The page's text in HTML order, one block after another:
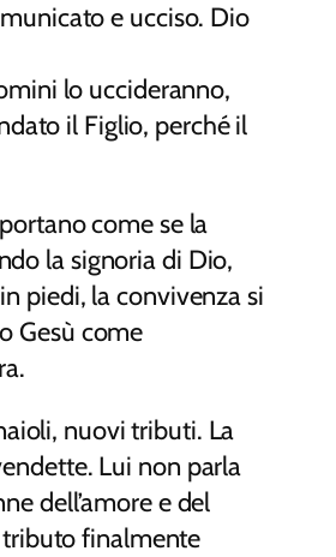
e ucciso. Dio
lo uccideranno,
il Figlio, perché il
come se la
la signoria di Dio,
piedi, la convivenza si
Gesù come
nuovi tributi. La
Lui non parla
dell’amore e del
finalmente